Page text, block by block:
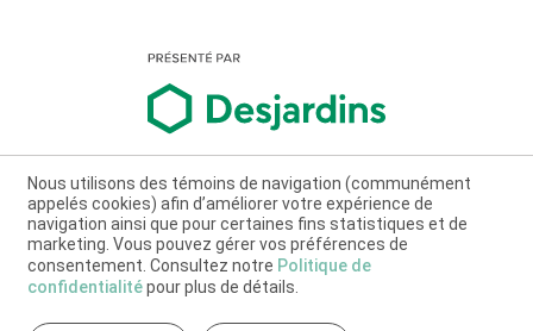
Nous utilisons des témoins de navigation (communément
appelés cookies) afin d’améliorer votre expérience de
navigation ainsi que pour certaines fins statistiques et de
marketing. Vous pouvez gérer vos préférences de
consentement. Consultez notre Politique de
confidentialitépour plus de détails.